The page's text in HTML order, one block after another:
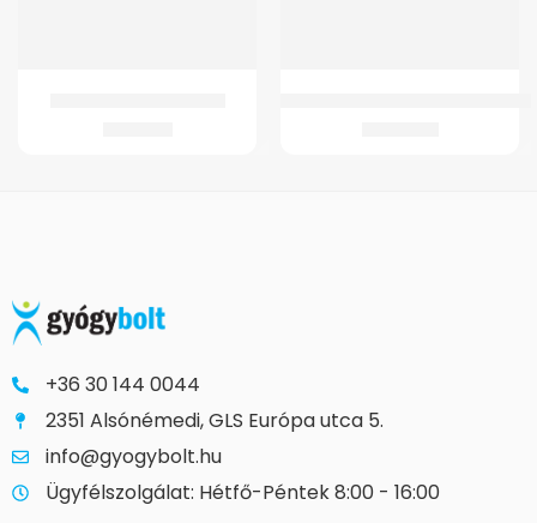
+36 30 144 0044
2351 Alsónémedi, GLS Európa utca 5.
info@gyogybolt.hu
Ügyfélszolgálat: Hétfő-Péntek 8:00 - 16:00